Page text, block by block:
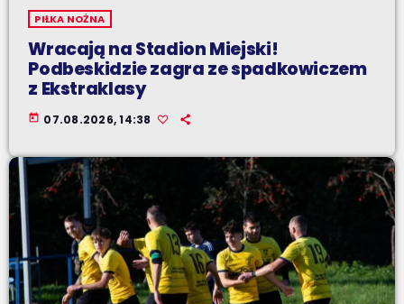
PIŁKA NOŻNA
Wracają na Stadion Miejski!
Podbeskidzie zagra ze spadkowiczem
z Ekstraklasy
today 07.08.2026, 14:38